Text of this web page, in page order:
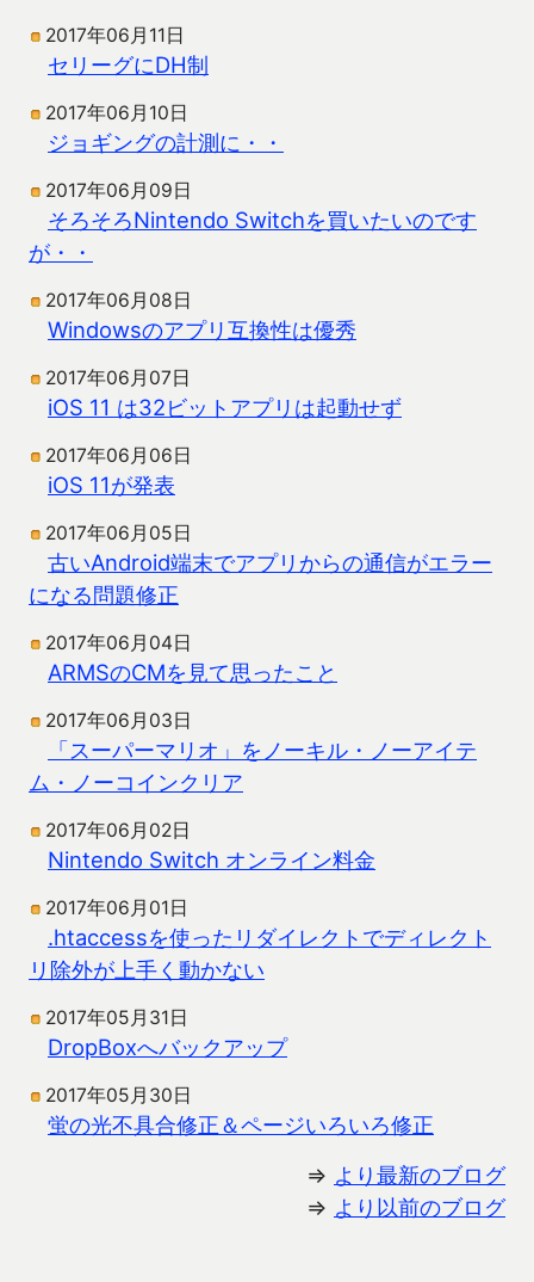
2017年06月11日
セリーグにDH制
2017年06月10日
ジョギングの計測に・・
2017年06月09日
そろそろNintendo Switchを買いたいのです
が・・
2017年06月08日
Windowsのアプリ互換性は優秀
2017年06月07日
iOS 11 は32ビットアプリは起動せず
2017年06月06日
iOS 11が発表
2017年06月05日
古いAndroid端末でアプリからの通信がエラー
になる問題修正
2017年06月04日
ARMSのCMを見て思ったこと
2017年06月03日
「スーパーマリオ」をノーキル・ノーアイテ
ム・ノーコインクリア
2017年06月02日
Nintendo Switch オンライン料金
2017年06月01日
.htaccessを使ったリダイレクトでディレクト
リ除外が上手く動かない
2017年05月31日
DropBoxへバックアップ
2017年05月30日
蛍の光不具合修正＆ページいろいろ修正
⇒ より最新のブログ
⇒ より以前のブログ